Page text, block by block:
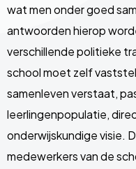
wat men onder goed
antwoorden hierop
verschillende politieke
school moet zelf
samenleven verstaat,
leerlingenpopulatie,
onderwijskundige visie.
medewerkers van de